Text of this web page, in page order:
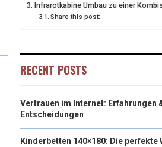
Infrarotkabine Umbau zu einer
Share this post:
RECENT POSTS
Vertrauen im Internet: Erfahrungen
Entscheidungen
Kinderbetten 140×180: Die perfekte